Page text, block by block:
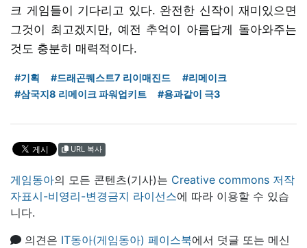
크 게임들이 기다리고 있다. 완전한 신작이 재미있으면
그것이 최고겠지만, 예전 추억이 아름답게 돌아와주는
것도 충분히 매력적이다.
#기획 #드래곤퀘스트7 리이매진드
#리메이크
#삼국지8 리메이크 파워업키트
#용과같이 극3
URL 복사
게임동아의 모든 콘텐츠(기사)는 Creative commons 저작
자표시-비영리-변경금지 라이선스에 따라 이용할 수 있습
니다.
의견은 IT동아(게임동아) 페이스북에서 덧글 또는 메신